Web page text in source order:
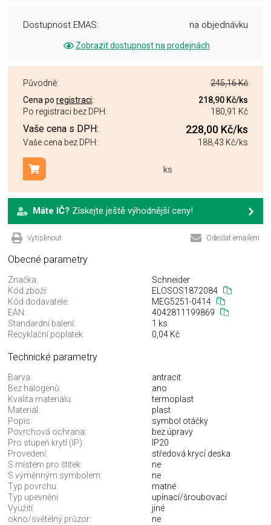
Dostupnost EMAS: na objednávku
Zobrazit dostupnost na prodejnách
Původně:
245,16 Kč
Cena po registraci: 218,90 Kč/ks
Po registraci bez DPH:
180,91 Kč
Vaše cena s DPH: 228,00 Kč/ks
Vaše cena bez DPH: 188,43 Kč/ks
ks
Přidat do košíku
Máte IČ? Získejte ještě výhodnější ceny!
Vytisknout Odeslat emailem
Obecné parametry
Značka:
Schneider
Kód zboží:
ELOSOS1872084
Kód dodavatele:
MEG5251-0414
EAN:
4042811199869
Standardní balení:
1 ks
Recyklační poplatek:
0,04 Kč
Technické parametry
Barva:
antracit
Bez halogenů:
ano
Kvalita materiálu:
termoplast
Materiál:
plast
Popis:
symbol otáčky
Povrchová ochrana:
bez úpravy
Pro stupeň krytí (IP):
IP20
Provedení:
středová krycí deska
S místem pro štítek:
ne
S výměnným symbolem:
ne
Typ povrchu:
matné
Typ upevnění:
upínací/šroubovací
Využití:
jiné
okno/světelný průzor:
ne